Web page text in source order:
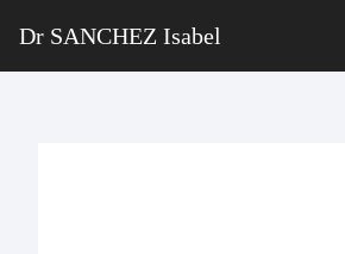
Dr SANCHEZ Isabel